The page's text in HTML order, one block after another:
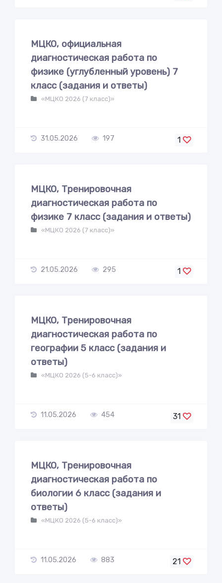
МЦКО, официальная
диагностическая работа по
физике (углубленный уровень) 7
класс (задания и ответы)
«МЦКО 2026 (7 класс)»
31.05.2026 197 1
МЦКО, Тренировочная
диагностическая работа по
физике 7 класс (задания и ответы)
«МЦКО 2026 (7 класс)»
21.05.2026 295 1
МЦКО, Тренировочная
диагностическая работа по
географии 5 класс (задания и
ответы)
«МЦКО 2026 (5-6 класс)»
11.05.2026 454 31
МЦКО, Тренировочная
диагностическая работа по
биологии 6 класс (задания и
ответы)
«МЦКО 2026 (5-6 класс)»
11.05.2026 883 21